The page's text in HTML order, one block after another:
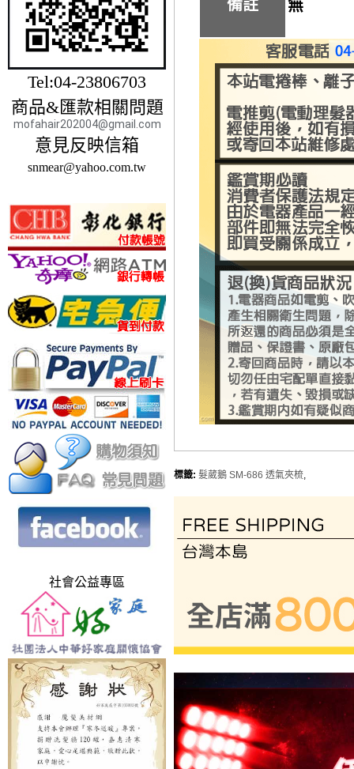
Tel:04-23806703
商品&匯款相關問題
mofahair202004@gmail.com
意見反映信箱
snmear@yahoo.com.tw
社會公益專區
備註 無
標籤: 髮葳鵝 SM-686 透氣夾梳,